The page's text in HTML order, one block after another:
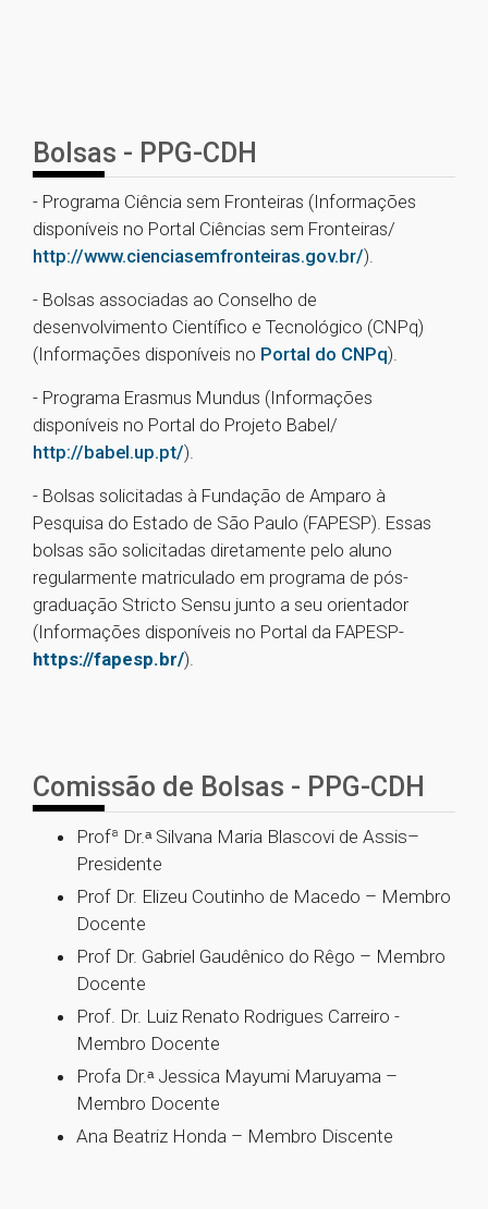
Bolsas - PPG-CDH
- Programa Ciência sem Fronteiras (Informações
disponíveis no Portal Ciências sem Fronteiras/
http://www.cienciasemfronteiras.gov.br/).
- Bolsas associadas ao Conselho de
desenvolvimento Científico e Tecnológico (CNPq)
(Informações disponíveis no Portal do CNPq).
- Programa Erasmus Mundus (Informações
disponíveis no Portal do Projeto Babel/
http://babel.up.pt/).
- Bolsas solicitadas à Fundação de Amparo à
Pesquisa do Estado de São Paulo (FAPESP). Essas
bolsas são solicitadas diretamente pelo aluno
regularmente matriculado em programa de pós-
graduação Stricto Sensu junto a seu orientador
(Informações disponíveis no Portal da FAPESP-
https://fapesp.br/).
Comissão de Bolsas - PPG-CDH
Profª Dr.ᵃSilvana Maria Blascovi de Assis–
Presidente
Prof Dr. Elizeu Coutinho de Macedo – Membro
Docente
Prof Dr. Gabriel Gaudênico do Rêgo – Membro
Docente
Prof. Dr. Luiz Renato Rodrigues Carreiro -
Membro Docente
Profa Dr.ᵃJessica Mayumi Maruyama –
Membro Docente
Ana Beatriz Honda – Membro Discente